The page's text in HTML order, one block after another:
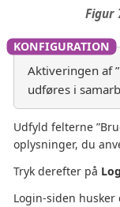
Figur
Aktiveringen af
udføres i
Udfyld felterne
oplysninger, du
Tryk derefter på
Login-siden